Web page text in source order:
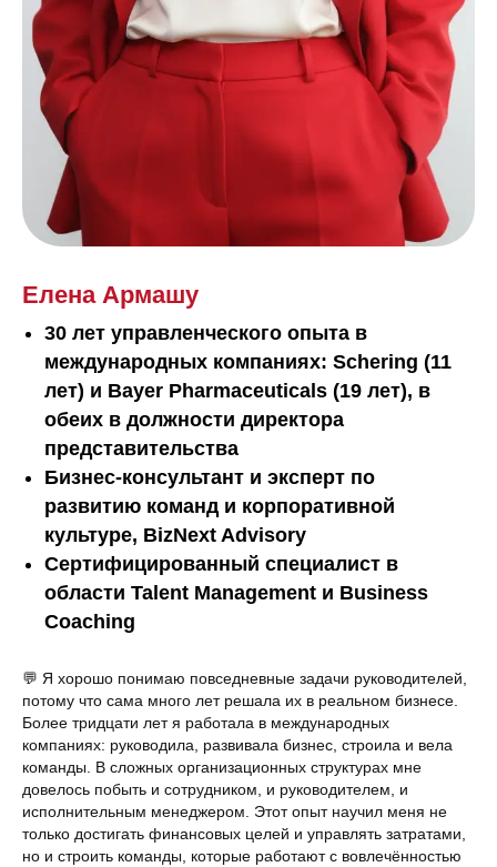
Елена Армашу
30 лет управленческого опыта в
международных компаниях: Schering (11
лет) и Bayer Pharmaceuticals (19 лет), в
обеих в должности директора
представительства
Бизнес-консультант и эксперт по
развитию команд и корпоративной
культуре, BizNext Advisory
Сертифицированный специалист в
области Talent Management и Business
Coaching
💬 Я хорошо понимаю повседневные задачи руководителей,
потому что сама много лет решала их в реальном бизнесе.
Более тридцати лет я работала в международных
компаниях: руководила, развивала бизнес, строила и вела
команды. В сложных организационных структурах мне
довелось побыть и сотрудником, и руководителем, и
исполнительным менеджером. Этот опыт научил меня не
только достигать финансовых целей и управлять затратами,
но и строить команды, которые работают с вовлечённостью